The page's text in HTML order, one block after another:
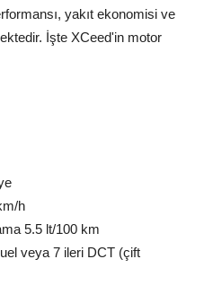
yakıt ekonomisi ve
İşte XCeed'in motor
h
5.5 lt/100 km
veya 7 ileri DCT (çift